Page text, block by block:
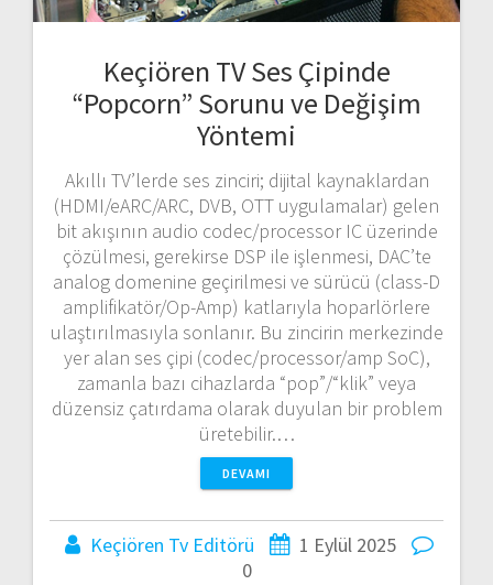
Keçiören TV Ses Çipinde
“Popcorn” Sorunu ve Değişim
Yöntemi
Akıllı TV’lerde ses zinciri; dijital kaynaklardan
(HDMI/eARC/ARC, DVB, OTT uygulamalar) gelen
bit akışının audio codec/processor IC üzerinde
çözülmesi, gerekirse DSP ile işlenmesi, DAC’te
analog domenine geçirilmesi ve sürücü (class-D
amplifikatör/Op-Amp) katlarıyla hoparlörlere
ulaştırılmasıyla sonlanır. Bu zincirin merkezinde
yer alan ses çipi (codec/processor/amp SoC),
zamanla bazı cihazlarda “pop”/“klik” veya
düzensiz çatırdama olarak duyulan bir problem
üretebilir.…
DEVAMI
Keçiören Tv Editörü
1 Eylül 2025
0